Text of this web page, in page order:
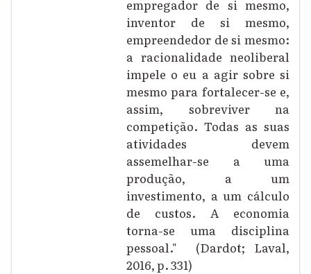
empregador de si mesmo,
inventor de si mesmo,
empreendedor de si mesmo:
a racionalidade neoliberal
impele o eu a agir sobre si
mesmo para fortalecer-se e,
assim, sobreviver na
competição. Todas as suas
atividades devem
assemelhar-se a uma
produção, a um
investimento, a um cálculo
de custos. A economia
torna-se uma disciplina
pessoal." (Dardot; Laval,
2016, p. 331)